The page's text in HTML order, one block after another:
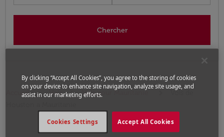
Chercher
Accueil Vols Vols pour Mauritanie
Vols de
By clicking “Accept All Cookies”, you agree to the storing of cookies
on your device to enhance site navigation, analyze site usage, and
assist in our marketing efforts.
Accept All Cookies
Cookies Settings